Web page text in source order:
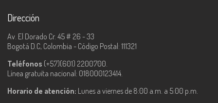
Dirección
Av. El Dorado Cr. 45 # 26 - 33
Bogotá D.C, Colombia - Código Postal: 111321
Teléfonos (+57)(601) 2200700.
Línea gratuita nacional: 018000123414.
Horario de atención: Lunes a viernes de 8:00 a.m. a 5:00 p.m.